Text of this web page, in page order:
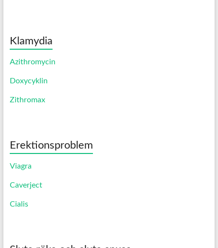
Klamydia
Azithromycin
Doxycyklin
Zithromax
Erektionsproblem
Viagra
Caverject
Cialis